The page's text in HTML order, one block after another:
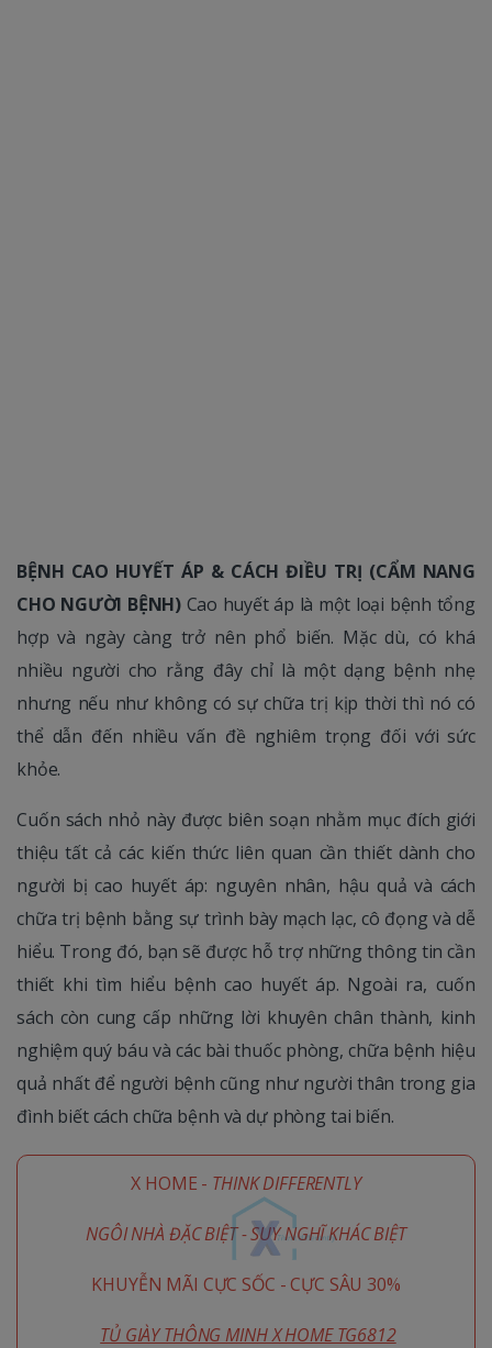
BỆNH CAO HUYẾT ÁP & CÁCH ĐIỀU TRỊ (CẨM NANG
CHO NGƯỜI BỆNH) Cao huyết áp là một loại bệnh tổng
hợp và ngày càng trở nên phổ biến. Mặc dù, có khá
nhiều người cho rằng đây chỉ là một dạng bệnh nhẹ
nhưng nếu như không có sự chữa trị kịp thời thì nó có
thể dẫn đến nhiều vấn đề nghiêm trọng đối với sức
khỏe.
Cuốn sách nhỏ này được biên soạn nhằm mục đích giới
thiệu tất cả các kiến thức liên quan cần thiết dành cho
người bị cao huyết áp: nguyên nhân, hậu quả và cách
chữa trị bệnh bằng sự trình bày mạch lạc, cô đọng và dễ
hiểu. Trong đó, bạn sẽ được hỗ trợ những thông tin cần
thiết khi tìm hiểu bệnh cao huyết áp. Ngoài ra, cuốn
sách còn cung cấp những lời khuyên chân thành, kinh
nghiệm quý báu và các bài thuốc phòng, chữa bệnh hiệu
quả nhất để người bệnh cũng như người thân trong gia
đình biết cách chữa bệnh và dự phòng tai biến.
X HOME - THINK DIFFERENTLY
NGÔI NHÀ ĐẶC BIỆT - SUY NGHĨ KHÁC BIỆT
KHUYỄN MÃI CỰC SỐC - CỰC SÂU 30%
TỦ GIÀY THÔNG MINH X HOME TG6812